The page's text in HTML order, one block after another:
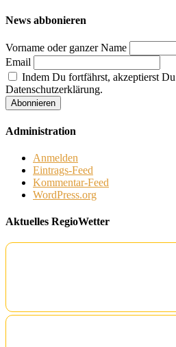
News abbonieren
Vorname oder ganzer Name
Email
Indem Du fortfährst, akzeptierst Du
Datenschutzerklärung.
Administration
Anmelden
Eintrags-Feed
Kommentar-Feed
WordPress.org
Aktuelles RegioWetter